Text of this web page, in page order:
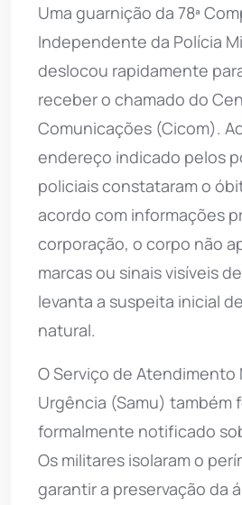
Uma guarnição da 78ª
Independente da Polícia
deslocou rapidamente
receber o chamado do
Comunicações (Cicom).
endereço indicado pelos
policiais constataram o
acordo com informações
corporação, o corpo não
marcas ou sinais visíveis
levanta a suspeita inicial
natural.
O Serviço de Atendimento
Urgência (Samu) também
formalmente notificado
Os militares isolaram o
garantir a preservação da